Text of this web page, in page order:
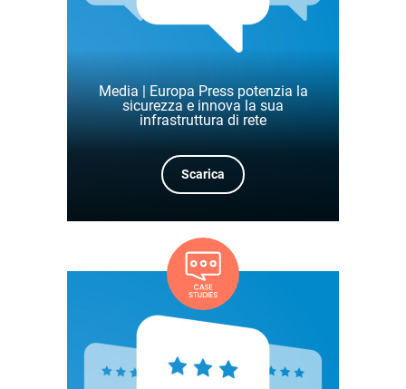
Media | Europa Press potenzia la
sicurezza e innova la sua
infrastruttura di rete
Scarica